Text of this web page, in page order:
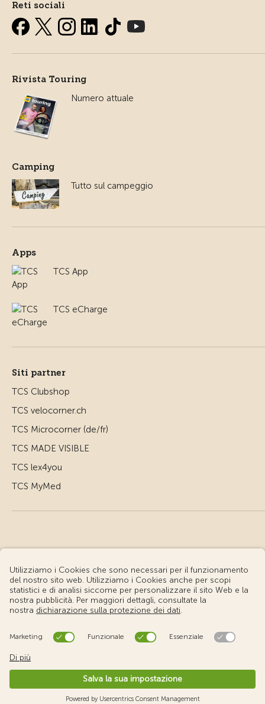
Reti sociali
Rivista Touring
Numero attuale
Camping
Tutto sul campeggio
Apps
TCS App
TCS eCharge
Siti partner
TCS Clubshop
TCS velocorner.ch
TCS Microcorner (de/fr)
TCS MADE VISIBLE
TCS lex4you
TCS MyMed
© Touring Club Svizzero
Condizioni d'uso – Informazioni giuridiche
Impostazione cookie